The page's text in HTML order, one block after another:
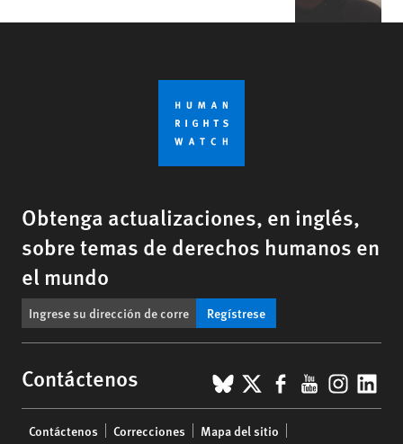
Obtenga actualizaciones, en inglés,
sobre temas de derechos humanos en
el mundo
Regístrese
Contáctenos BlueSky
X Facebook
YouTube
Contáctenos Correcciones Mapa del sitio